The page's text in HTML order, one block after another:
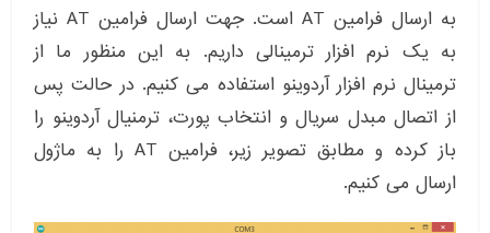
به ارسال فرامین AT است. جهت ارسال فرامین AT نیاز
به یک نرم افزار ترمینالی داریم. به این منظور ما از
ترمینال نرم افزار آردوینو استفاده می کنیم. در حالت پس
از اتصال مبدل سریال و انتخاب پورت، ترمنیال آردوینو را
باز کرده و مطابق تصویر زیر، فرامین AT را به ماژول
ارسال می کنیم.